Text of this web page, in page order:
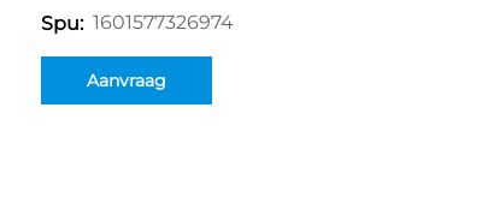
Spu: 1601577326974
Aanvraag